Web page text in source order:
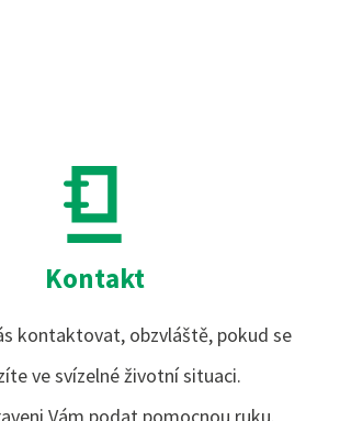
Kontakt
kontaktovat, obzvláště, pokud se
ve svízelné životní situaci.